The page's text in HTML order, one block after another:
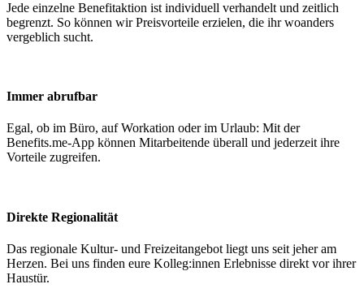
Jede einzelne Benefitaktion ist individuell verhandelt und zeitlich
begrenzt. So können wir Preisvorteile erzielen, die ihr woanders
vergeblich sucht.
Immer abrufbar
Egal, ob im Büro, auf Workation oder im Urlaub: Mit der
Benefits.me-App können Mitarbeitende überall und jederzeit ihre
Vorteile zugreifen.
Direkte Regionalität
Das regionale Kultur- und Freizeitangebot liegt uns seit jeher am
Herzen. Bei uns finden eure Kolleg:innen Erlebnisse direkt vor ihrer
Haustür.